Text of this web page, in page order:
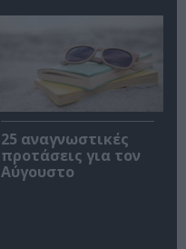
25 αναγνωστικές
προτάσεις για τον
Αύγουστο